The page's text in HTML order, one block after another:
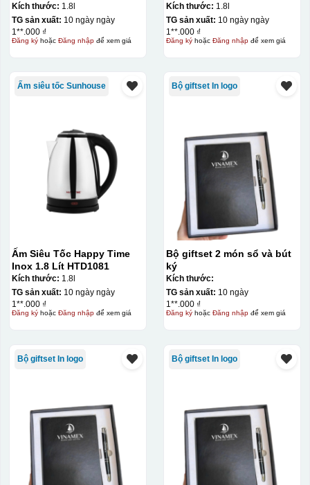
Hộp xi ly sứ
Kích thước: 1.8l
TG sản xuất: 10 ngày ngày
1**.000 ₫
Đăng kýhoặc Đăng nhậpđể xem giá
Kích thước: 1.8l
TG sản xuất: 10 ngày ngày
1**.000 ₫
Đăng kýhoặc Đăng nhậpđể xem giá
Ấm siêu tốc Sunhouse
Ấm Siêu Tốc Happy Time
Inox 1.8 Lít HTD1081
Kích thước: 1.8l
TG sản xuất: 10 ngày ngày
1**.000 ₫
Đăng kýhoặc Đăng nhậpđể xem giá
Bộ giftset In logo
Bộ giftset 2 món sổ và bút
ký
Kích thước:
TG sản xuất: 10 ngày
1**.000 ₫
Đăng kýhoặc Đăng nhậpđể xem giá
Bộ giftset In logo Bộ giftset In logo